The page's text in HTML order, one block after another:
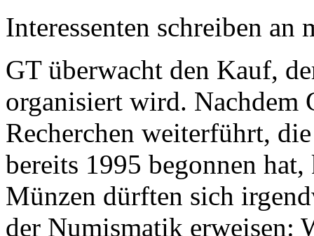
Interessenten schreiben
GT überwacht den Kauf,
organisiert wird. Nachdem
Recherchen weiterführt,
bereits 1995 begonnen
Münzen dürften sich
der Numismatik erweisen: